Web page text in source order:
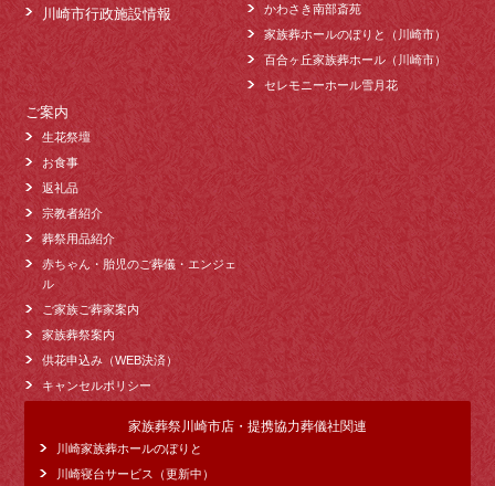
川崎市行政施設情報
かわさき南部斎苑
家族葬ホールのぼりと（川崎市）
百合ヶ丘家族葬ホール（川崎市）
セレモニーホール雪月花
ご案内
生花祭壇
お食事
返礼品
宗教者紹介
葬祭用品紹介
赤ちゃん・胎児のご葬儀・エンジェ
ル
ご家族ご葬家案内
家族葬祭案内
供花申込み（WEB決済）
キャンセルポリシー
家族葬祭川崎市店・提携協力葬儀社関連
川崎家族葬ホールのぼりと
川崎寝台サービス（更新中）